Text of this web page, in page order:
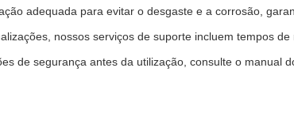
adequada para evitar o desgaste e a corrosão,
nossos serviços de suporte incluem tempos
de segurança antes da utilização, consulte o manual